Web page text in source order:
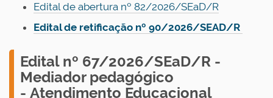
Edital de abertura nº 82/2026/SEaD/R
Edital de retificação nº 90/2026/SEAD/R
Edital nº 67/2026/SEaD/R -
Mediador pedagógico
- Atendimento Educacional